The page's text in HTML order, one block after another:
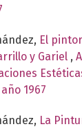
El
y Gariel ,
1967
La